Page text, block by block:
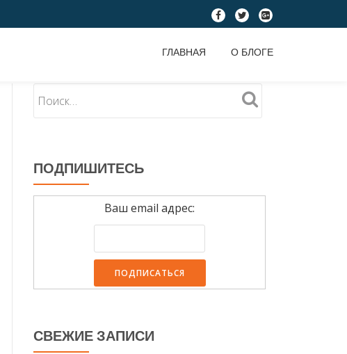
fa-
fa-
fa-
plus-
ГЛАВНАЯ О БЛОГЕ
ПОДПИШИТЕСЬ
Ваш email адрес:
СВЕЖИЕ ЗАПИСИ